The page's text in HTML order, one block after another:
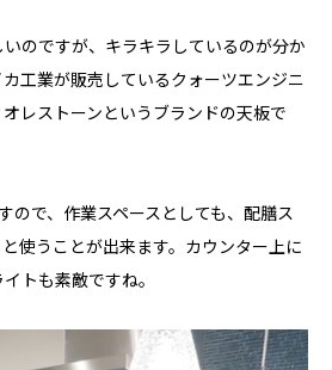
のですが、キラキラしているのが分か
工業が販売しているクォーツエンジニ
レストーンというブランドの天板で
で、作業スペースとしても、配膳ス
使うことが出来ます。カウンター上に
トも素敵ですね。